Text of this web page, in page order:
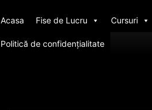
Acasa Fise de Lucru Cursuri
Politică de confidențialitate